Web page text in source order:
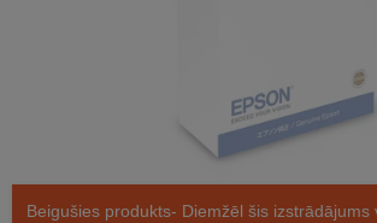
Beigušies produkts- Diemžēl šis izstrādājums